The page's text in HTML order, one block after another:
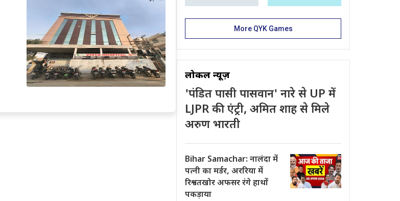
More QYK Games
लोकल न्यूज़
'पंडित पासी पासवान' नारे से UP में
LJPR की एंट्री, अमित शाह से मिले
अरुण भारती
Bihar Samachar: नालंदा में
पत्नी का मर्डर, अररिया में
रिश्वतखोर अफसर रंगे हाथों
पकड़ाया